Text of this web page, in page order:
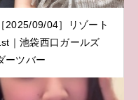
［2025/09/04］リゾート
｜池袋西口ガールズ
ーツバー